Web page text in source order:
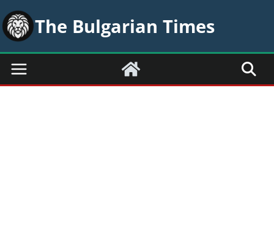
Skip
to
content
The Bulgarian Times